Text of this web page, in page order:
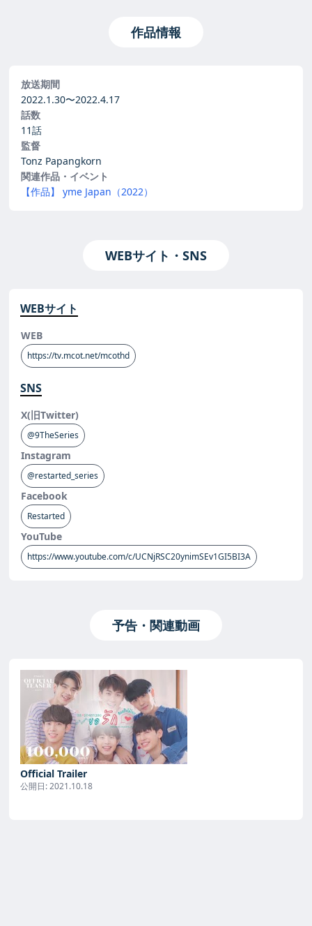
作品情報
放送期間
2022.1.30〜2022.4.17
話数
11話
監督
Tonz Papangkorn
関連作品・イベント
【作品】 yme Japan（2022）
WEBサイト・SNS
WEBサイト
WEB
https://tv.mcot.net/mcothd
SNS
X(旧Twitter)
@9TheSeries
Instagram
@restarted_series
Facebook
Restarted
YouTube
https://www.youtube.com/c/UCNjRSC20ynimSEv1GI5BI3A
予告・関連動画
Official Trailer
公開日:2021.10.18